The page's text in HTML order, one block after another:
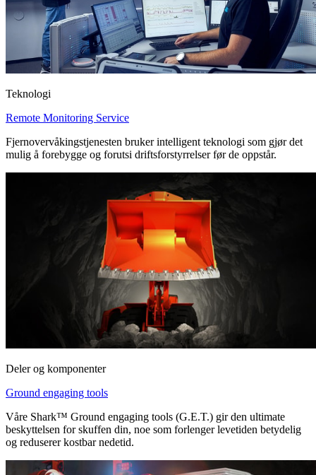
Teknologi
Remote Monitoring Service
Fjernovervåkingstjenesten bruker intelligent teknologi som gjør det
mulig å forebygge og forutsi driftsforstyrrelser før de oppstår.
Deler og komponenter
Ground engaging tools
Våre Shark™ Ground engaging tools (G.E.T.) gir den ultimate
beskyttelsen for skuffen din, noe som forlenger levetiden betydelig
og reduserer kostbar nedetid.